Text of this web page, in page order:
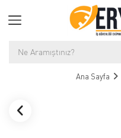
Ana Sayfa